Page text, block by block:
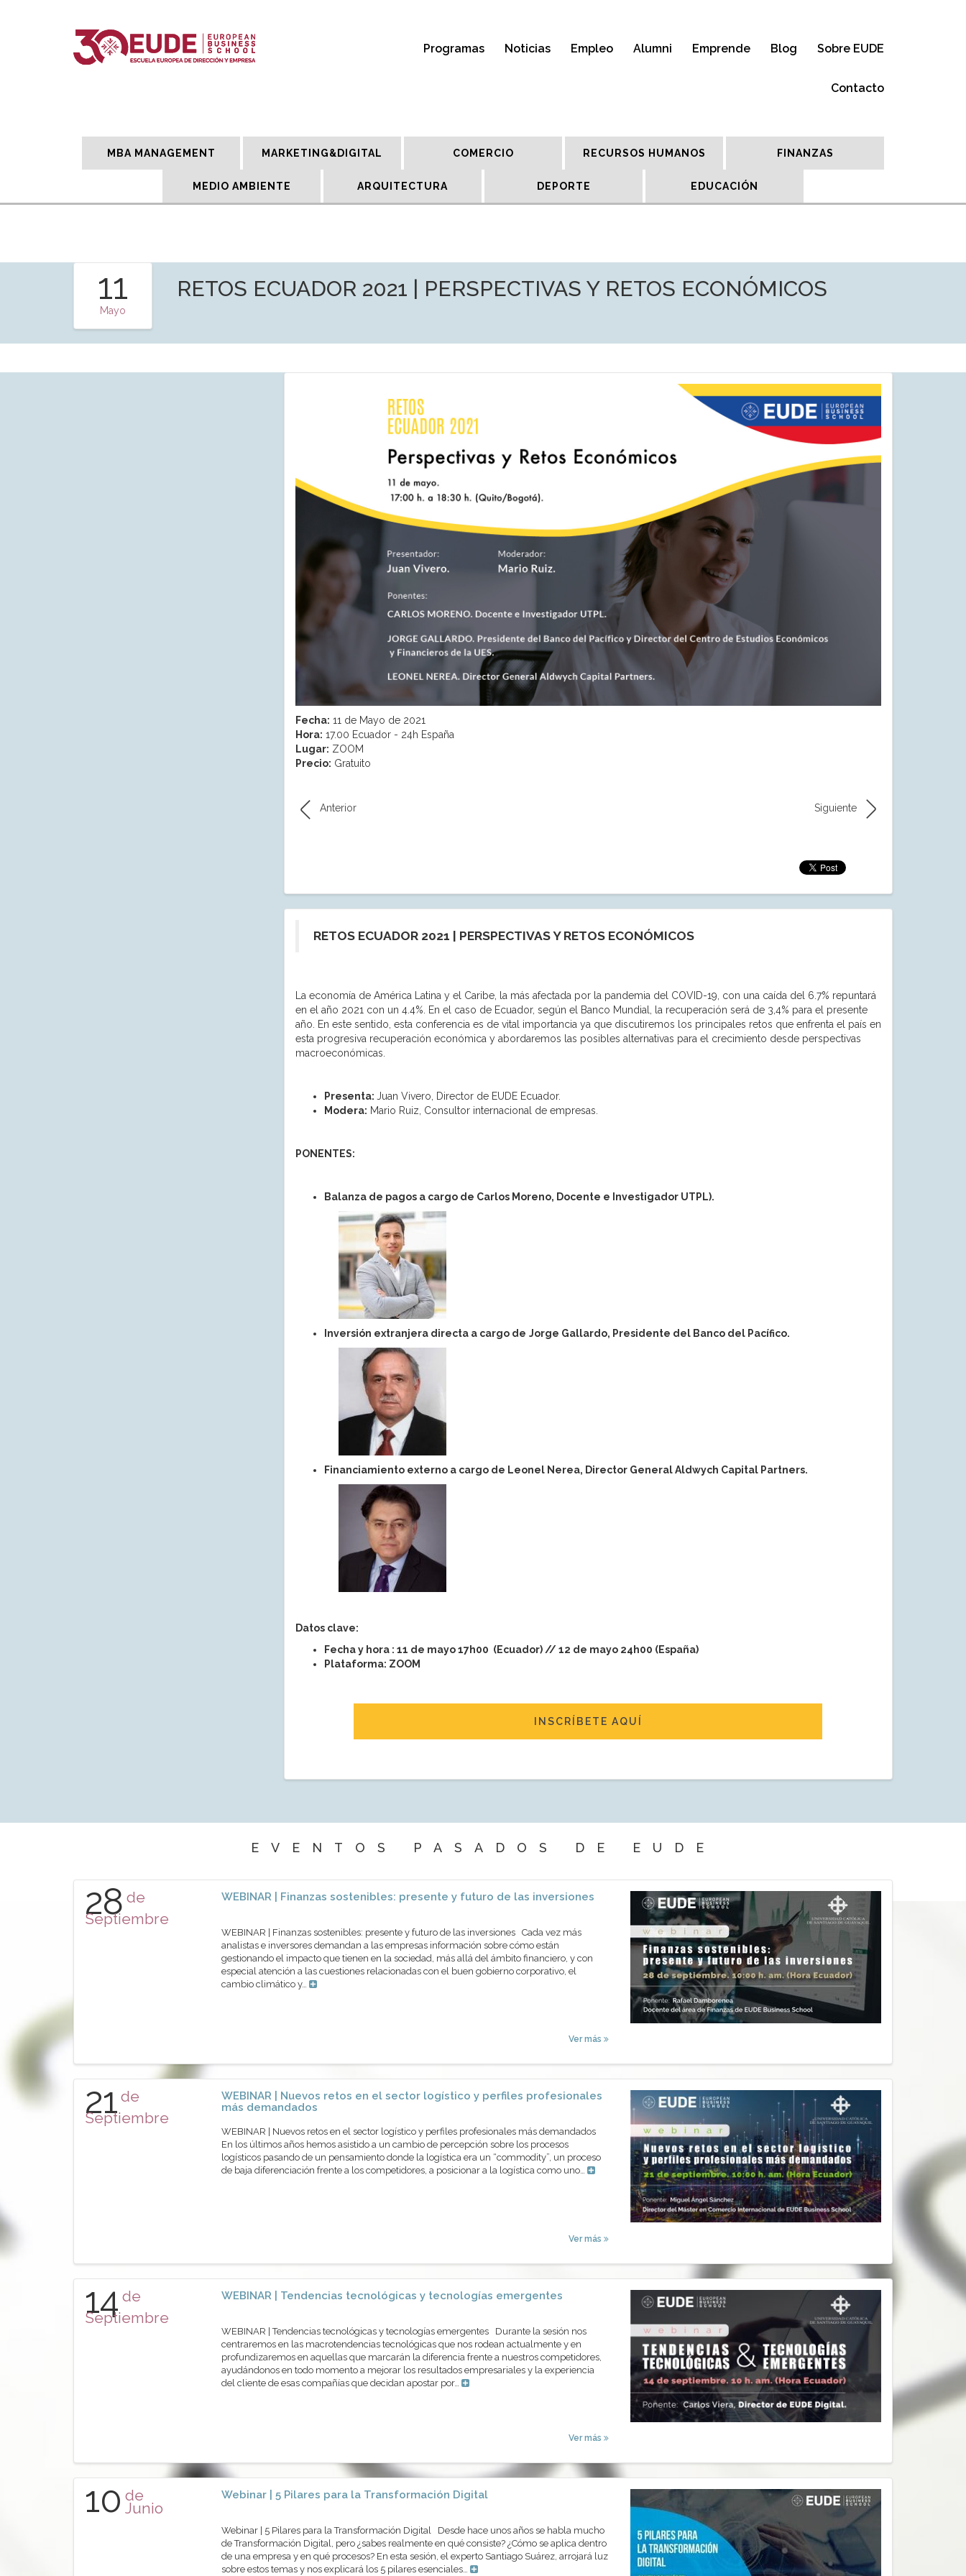
Programas Noticias Empleo Alumni Emprende Blog Sobre EUDE
Contacto
MBA MANAGEMENT MARKETING&DIGITAL COMERCIO RECURSOS HUMANOS FINANZAS
MEDIO AMBIENTE ARQUITECTURA DEPORTE EDUCACIÓN
11
Mayo
RETOS ECUADOR 2021 | PERSPECTIVAS Y RETOS ECONÓMICOS
Fecha: 11 de Mayo de 2021
Hora: 17.00 Ecuador - 24h España
Lugar: ZOOM
Precio: Gratuito
Anterior Siguiente
RETOS ECUADOR 2021 | PERSPECTIVAS Y RETOS ECONÓMICOS
La economía de América Latina y el Caribe, la más afectada por la pandemia del COVID-19, con una caída del 6.7% repuntará
en el año 2021 con un 4.4%. En el caso de Ecuador, según el Banco Mundial, la recuperación será de 3,4% para el presente
año. En este sentido, esta conferencia es de vital importancia ya que discutiremos los principales retos que enfrenta el país en
esta progresiva recuperación económica y abordaremos las posibles alternativas para el crecimiento desde perspectivas
macroeconómicas.
Presenta: Juan Vivero, Director de EUDE Ecuador.
Modera: Mario Ruiz, Consultor internacional de empresas.
PONENTES:
Balanza de pagos a cargo de Carlos Moreno, Docente e Investigador UTPL).
Inversión extranjera directa a cargo de Jorge Gallardo, Presidente del Banco del Pacífico.
Financiamiento externo a cargo de Leonel Nerea, Director General Aldwych Capital Partners.
Datos clave:
Fecha y hora : 11 de mayo 17h00 (Ecuador) // 12 de mayo 24h00 (España)
Plataforma: ZOOM
INSCRÍBETE AQUÍ
EVENTOS PASADOS DE EUDE
28 de
Septiembre
WEBINAR | Finanzas sostenibles: presente y futuro de las inversiones
WEBINAR | Finanzas sostenibles: presente y futuro de las inversiones Cada vez más
analistas e inversores demandan a las empresas información sobre cómo están
gestionando el impacto que tienen en la sociedad, más allá del ámbito financiero, y con
especial atención a las cuestiones relacionadas con el buen gobierno corporativo, el
cambio climático y…
Ver más
21 de
Septiembre
WEBINAR | Nuevos retos en el sector logístico y perfiles profesionales
más demandados
WEBINAR | Nuevos retos en el sector logístico y perfiles profesionales más demandados
En los últimos años hemos asistido a un cambio de percepción sobre los procesos
logísticos pasando de un pensamiento donde la logística era un “commodity”, un proceso
de baja diferenciación frente a los competidores, a posicionar a la logística como uno…
Ver más
14de
Septiembre
WEBINAR | Tendencias tecnológicas y tecnologías emergentes
WEBINAR | Tendencias tecnológicas y tecnologías emergentes Durante la sesión nos
centraremos en las macrotendencias tecnológicas que nos rodean actualmente y en
profundizaremos en aquellas que marcarán la diferencia frente a nuestros competidores,
ayudándonos en todo momento a mejorar los resultados empresariales y la experiencia
del cliente de esas compañías que decidan apostar por…
Ver más
10 de
Junio
Webinar | 5 Pilares para la Transformación Digital
Webinar | 5 Pilares para la Transformación Digital Desde hace unos años se habla mucho
de Transformación Digital, pero ¿sabes realmente en qué consiste? ¿Cómo se aplica dentro
de una empresa y en qué procesos? En esta sesión, el experto Santiago Suárez, arrojará luz
sobre estos temas y nos explicará los 5 pilares esenciales…